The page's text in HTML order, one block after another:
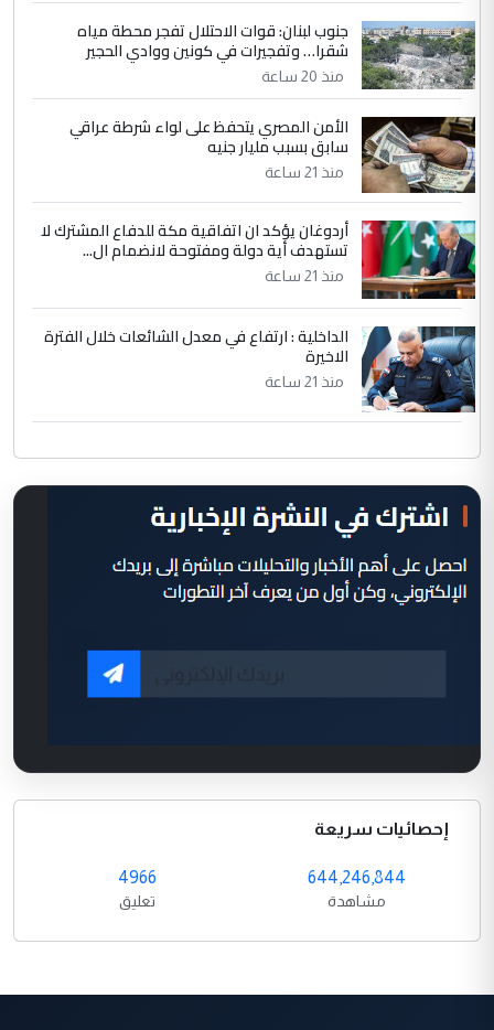
جنوب لبنان: قوات الاحتلال تفجر محطة مياه
شقرا… وتفجيرات في كونين ووادي الحجير
منذ 20 ساعة
الأمن المصري يتحفظ على لواء شرطة عراقي
سابق بسبب مليار جنيه
منذ 21 ساعة
أردوغان يؤكد ان اتفاقية مكة للدفاع المشترك لا
تستهدف أية دولة ومفتوحة لانضمام ال...
منذ 21 ساعة
الداخلية : ارتفاع في معدل الشائعات خلال الفترة
الاخيرة
منذ 21 ساعة
إحصائيات سريعة
644,246,844
مشاهدة
4966
تعليق